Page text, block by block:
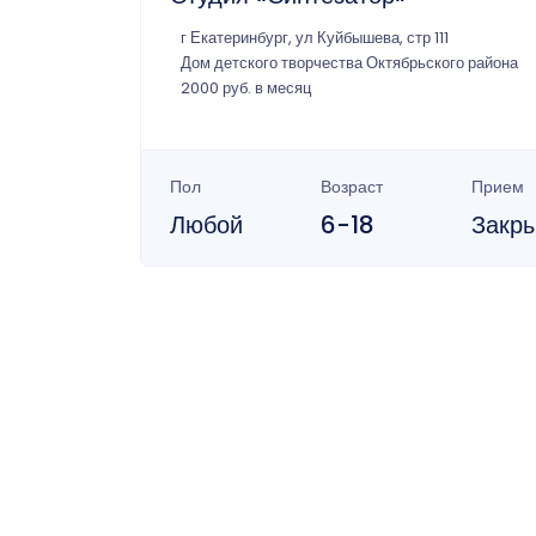
г Екатеринбург, ул Куйбышева, стр 111
Дом детского творчества Октябрьского района
2000 руб. в месяц
Пол
Любой
Возраст
6-18
Прием